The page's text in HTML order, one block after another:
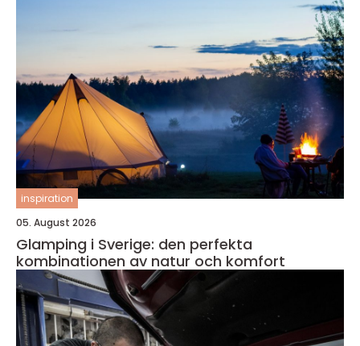
inspiration
05. August 2026
Glamping i Sverige: den perfekta
kombinationen av natur och komfort